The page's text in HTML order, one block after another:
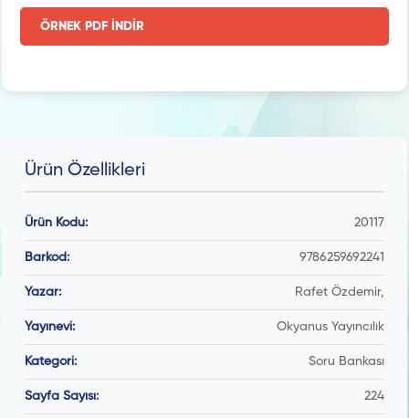
ÖRNEK PDF İNDİR
Ürün Özellikleri
Ürün Kodu: 20117
Barkod: 9786259692241
Yazar: Rafet Özdemir,
Yayınevi: Okyanus Yayıncılık
Kategori: Soru Bankası
Sayfa Sayısı: 224